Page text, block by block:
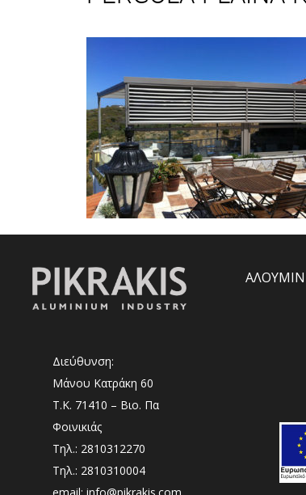
Διεύθυνση:
Μάνου Κατράκη 60
Τ.Κ. 71410 – Βιο. Πα
Φοινικιάς
Τηλ.: 2810312270
Τηλ.: 2810310004